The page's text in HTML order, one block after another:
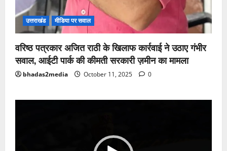
उत्तराखंड मीडिया पर सवाल
वरिष्ठ पत्रकार अजित राठी के खिलाफ कार्रवाई ने उठाए गंभीर
सवाल, आईटी पार्क की कीमती सरकारी ज़मीन का मामला
bhadas2media October 11, 2025 0